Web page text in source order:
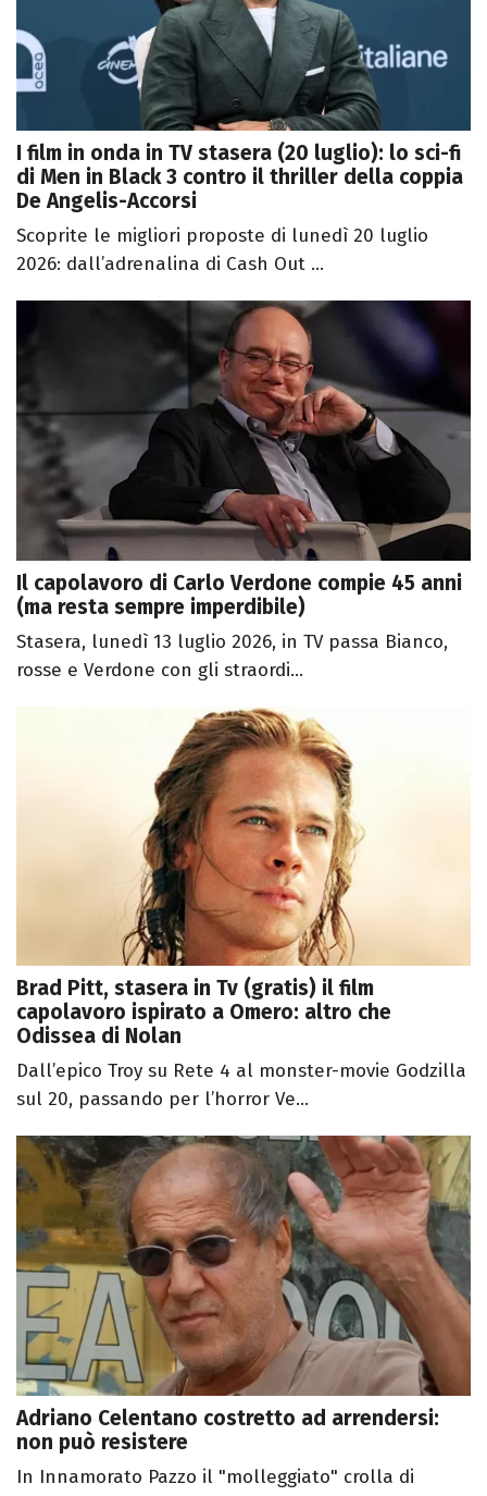
I film in onda in TV stasera (20 luglio): lo sci-fi
di Men in Black 3 contro il thriller della coppia
De Angelis-Accorsi
Scoprite le migliori proposte di lunedì 20 luglio
2026: dall’adrenalina di Cash Out ...
Il capolavoro di Carlo Verdone compie 45 anni
(ma resta sempre imperdibile)
Stasera, lunedì 13 luglio 2026, in TV passa Bianco,
rosse e Verdone con gli straordi...
Brad Pitt, stasera in Tv (gratis) il film
capolavoro ispirato a Omero: altro che
Odissea di Nolan
Dall’epico Troy su Rete 4 al monster-movie Godzilla
sul 20, passando per l’horror Ve...
Adriano Celentano costretto ad arrendersi:
non può resistere
In Innamorato Pazzo il "molleggiato" crolla di